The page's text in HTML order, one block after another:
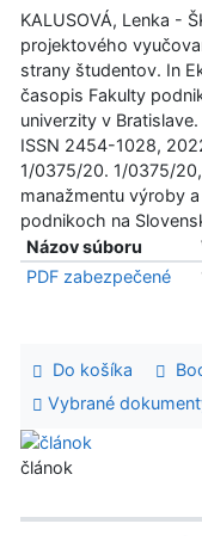
KALUSOVÁ, Lenka -
projektového
strany študentov. In
časopis Fakulty
univerzity v
ISSN 2454-1028,
1/0375/20. 1/0375/
manažmentu výroby
podnikoch na
Názov súboru
PDF zabezpečené
Do košíka
Vybrané
článok